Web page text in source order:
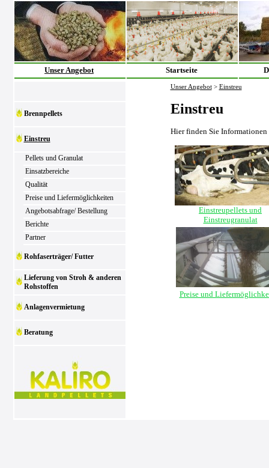
Unser Angebot Startseite
Brennpellets
Einstreu
Pellets und Granulat
Einsatzbereiche
Qualität
Preise und Liefermöglichkeiten
Angebotsabfrage/ Bestellung
Berichte
Partner
Rohfaserträger/ Futter
Lieferung von Stroh & anderen
Rohstoffen
Anlagenvermietung
Beratung
Unser Angebot > Einstreu
Einstreu
Hier finden Sie Informationen
Einstreupellets und
Einstreugranulat
Preise und